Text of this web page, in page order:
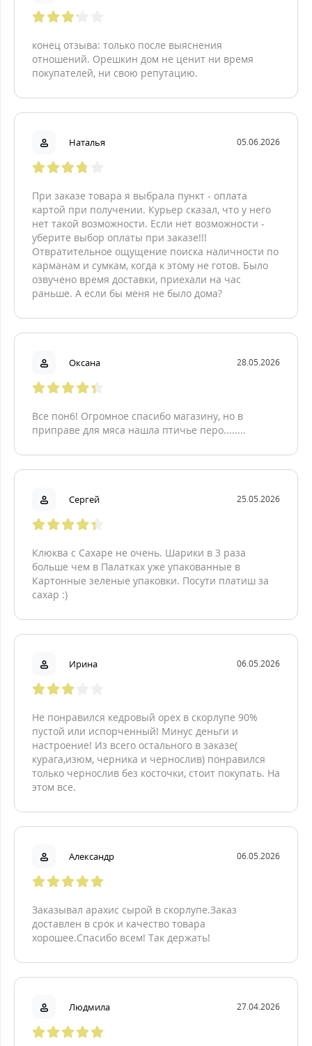
конец отзыва: только после выяснения
отношений. Орешкин дом не ценит ни время
покупателей, ни свою репутацию.
Наталья 05.06.2026
При заказе товара я выбрала пункт - оплата
картой при получении. Курьер сказал, что у него
нет такой возможности. Если нет возможности -
уберите выбор оплаты при заказе!!!
Отвратительное ощущение поиска наличности по
карманам и сумкам, когда к этому не готов. Было
озвучено время доставки, приехали на час
раньше. А если бы меня не было дома?
Оксана 28.05.2026
Все пон6! Огромное спасибо магазину, но в
приправе для мяса нашла птичье перо........
Сергей 25.05.2026
Клюква с Сахаре не очень. Шарики в 3 раза
больше чем в Палатках уже упакованные в
Картонные зеленые упаковки. Посути платиш за
сахар :)
Ирина 06.05.2026
Не понравился кедровый орех в скорлупе 90%
пустой или испорченный! Минус деньги и
настроение! Из всего остального в заказе(
курага,изюм, черника и чернослив) понравился
только чернослив без косточки, стоит покупать. На
этом все.
Александр 06.05.2026
Заказывал арахис сырой в скорлупе.Заказ
доставлен в срок и качество товара
хорошее.Спасибо всем! Так держать!
Людмила 27.04.2026